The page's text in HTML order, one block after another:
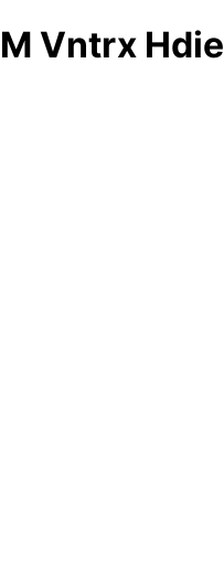
M Vntrx Hdie